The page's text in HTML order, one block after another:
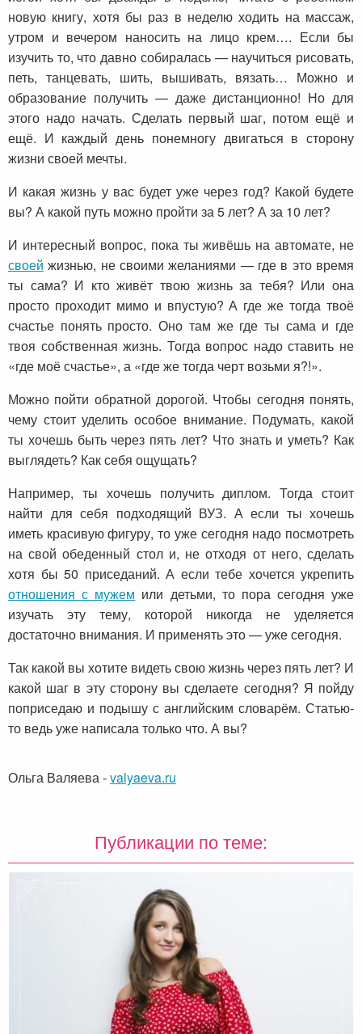
новую книгу, хотя бы раз в неделю ходить на массаж,
утром и вечером наносить на лицо крем…. Если бы
изучить то, что давно собиралась — научиться рисовать,
петь, танцевать, шить, вышивать, вязать… Можно и
образование получить — даже дистанционно! Но для
этого надо начать. Сделать первый шаг, потом ещё и
ещё. И каждый день понемногу двигаться в сторону
жизни своей мечты.
И какая жизнь у вас будет уже через год? Какой будете
вы? А какой путь можно пройти за 5 лет? А за 10 лет?
И интересный вопрос, пока ты живёшь на автомате, не
своей жизнью, не своими желаниями — где в это время
ты сама? И кто живёт твою жизнь за тебя? Или она
просто проходит мимо и впустую? А где же тогда твоё
счастье понять просто. Оно там же где ты сама и где
твоя собственная жизнь. Тогда вопрос надо ставить не
«где моё счастье», а «где же тогда черт возьми я?!».
Можно пойти обратной дорогой. Чтобы сегодня понять,
чему стоит уделить особое внимание. Подумать, какой
ты хочешь быть через пять лет? Что знать и уметь? Как
выглядеть? Как себя ощущать?
Например, ты хочешь получить диплом. Тогда стоит
найти для себя подходящий ВУЗ. А если ты хочешь
иметь красивую фигуру, то уже сегодня надо посмотреть
на свой обеденный стол и, не отходя от него, сделать
хотя бы 50 приседаний. А если тебе хочется укрепить
отношения с мужем или детьми, то пора сегодня уже
изучать эту тему, которой никогда не уделяется
достаточно внимания. И применять это — уже сегодня.
Так какой вы хотите видеть свою жизнь через пять лет? И
какой шаг в эту сторону вы сделаете сегодня? Я пойду
поприседаю и подышу с английским словарём. Статью-
то ведь уже написала только что. А вы?
Ольга Валяева-valyaeva.ru
Публикации по теме: